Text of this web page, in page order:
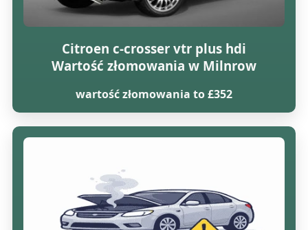
Citroen c-crosser vtr plus hdi
Wartość złomowania w Milnrow
wartość złomowania to £352